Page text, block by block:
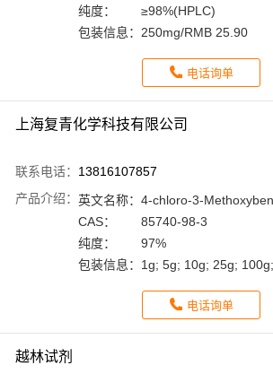
纯度：
≥98%(HPLC)
包装信息： 250mg/RMB 25.90
电话询单
上海复青化学科技有限公司
联系电话： 13816107857
产品介绍： 英文名称： 4-chloro-3-
CAS：
85740-98-3
纯度：
97%
包装信息： 1g; 5g; 10g; 25g;
电话询单
越林试剂